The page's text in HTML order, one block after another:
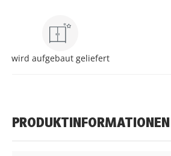
wird aufgebaut geliefert
PRODUKTINFORMATIONEN